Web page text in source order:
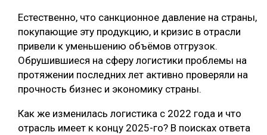
Естественно, что санкционное давление на страны,
покупающие эту продукцию, и кризис в отрасли
привели к уменьшению объёмов отгрузок.
Обрушившиеся на сферу логистики проблемы на
протяжении последних лет активно проверяли на
прочность бизнес и экономику страны.
Как же изменилась логистика с 2022 года и что
отрасль имеет к концу 2025-го? В поисках ответа